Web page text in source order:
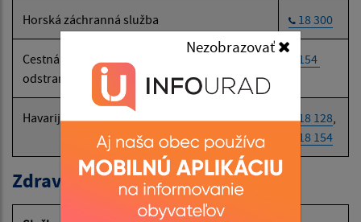
Nezobrazovať
Horská záchranná služba 18 300
Cestná záchranná služba (SČK):
odstraňovanie následkov dopravných nehôd
154
Havarijná a núdzová služba pre motoristov 18 128
18 154
Zdravotné poisťovne